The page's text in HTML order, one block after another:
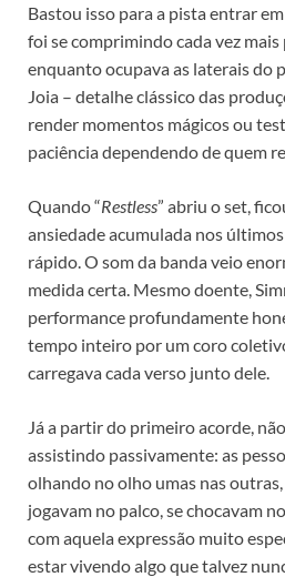
Bastou isso para a pista entrar
foi se comprimindo cada vez
enquanto ocupava as laterais do
Joia – detalhe clássico das
render momentos mágicos ou
paciência dependendo de quem
Quando “Restless” abriu o set,
ansiedade acumulada nos
rápido. O som da banda veio
medida certa. Mesmo doente,
performance profundamente
tempo inteiro por um coro
carregava cada verso junto dele.
Já a partir do primeiro acorde,
assistindo passivamente: as
olhando no olho umas nas
jogavam no palco, se chocavam
com aquela expressão muito
estar vivendo algo que talvez